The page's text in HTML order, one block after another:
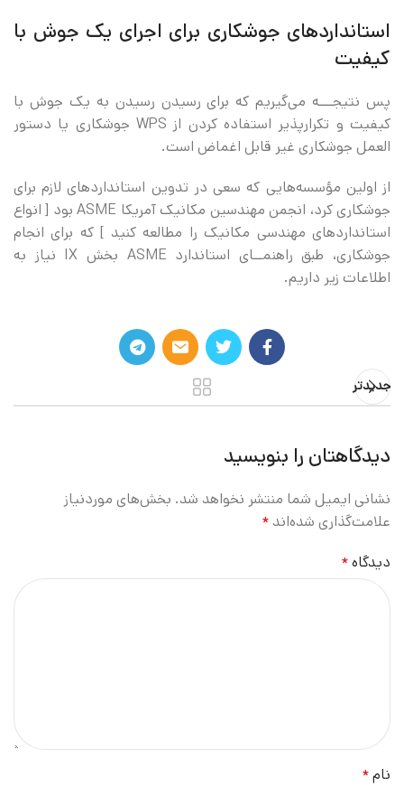
استاندارد‌های جوشکاری برای اجرای یک جوش با
کیفیت
پس نتیجـــه می‌گیریم که برای رسیدن رسیدن به یک جوش با
کیفیت و تکرار‌پذیر استفاده کردن از WPS جوشکاری یا دستور
العمل جوشکاری غیر قابل اغماض است.
از اولین مؤسسه‌هایی که سعی در تدوین استاندارد‌های لازم برای
جوشکاری کرد، انجمن مهندسین مکانیک آمریکا ASME بود [ انواع
استاندارد‌های مهندسی مکانیک را مطالعه کنید ] که برای انجام
جوشکاری، طبق راهنمــای استاندارد ASME بخش IX نیاز به
اطلاعات زیر داریم.
جدیدتر
دیدگاهتان را بنویسید
نشانی ایمیل شما منتشر نخواهد شد. بخش‌های موردنیاز
علامت‌گذاری شده‌اند *
دیدگاه*
نام*